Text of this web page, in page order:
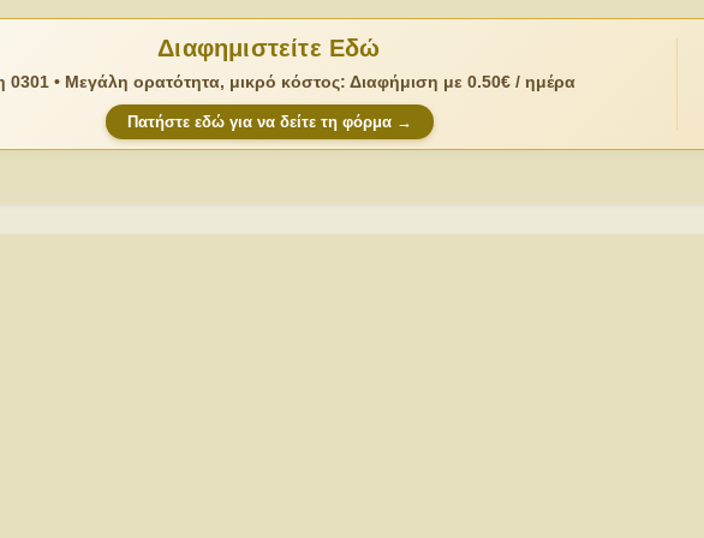
Διαφημιστείτε Εδώ
0301 • Μεγάλη ορατότητα, μικρό κόστος: Διαφήμιση με 0.50€ / ημέρα
Πατήστε εδώ για να δείτε τη φόρμα →